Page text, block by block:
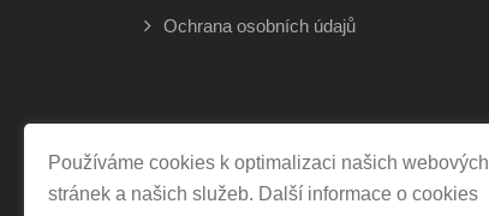
Ochrana osobních údajů
Používáme cookies k optimalizaci našich webových
stránek a našich služeb. Další informace o cookies